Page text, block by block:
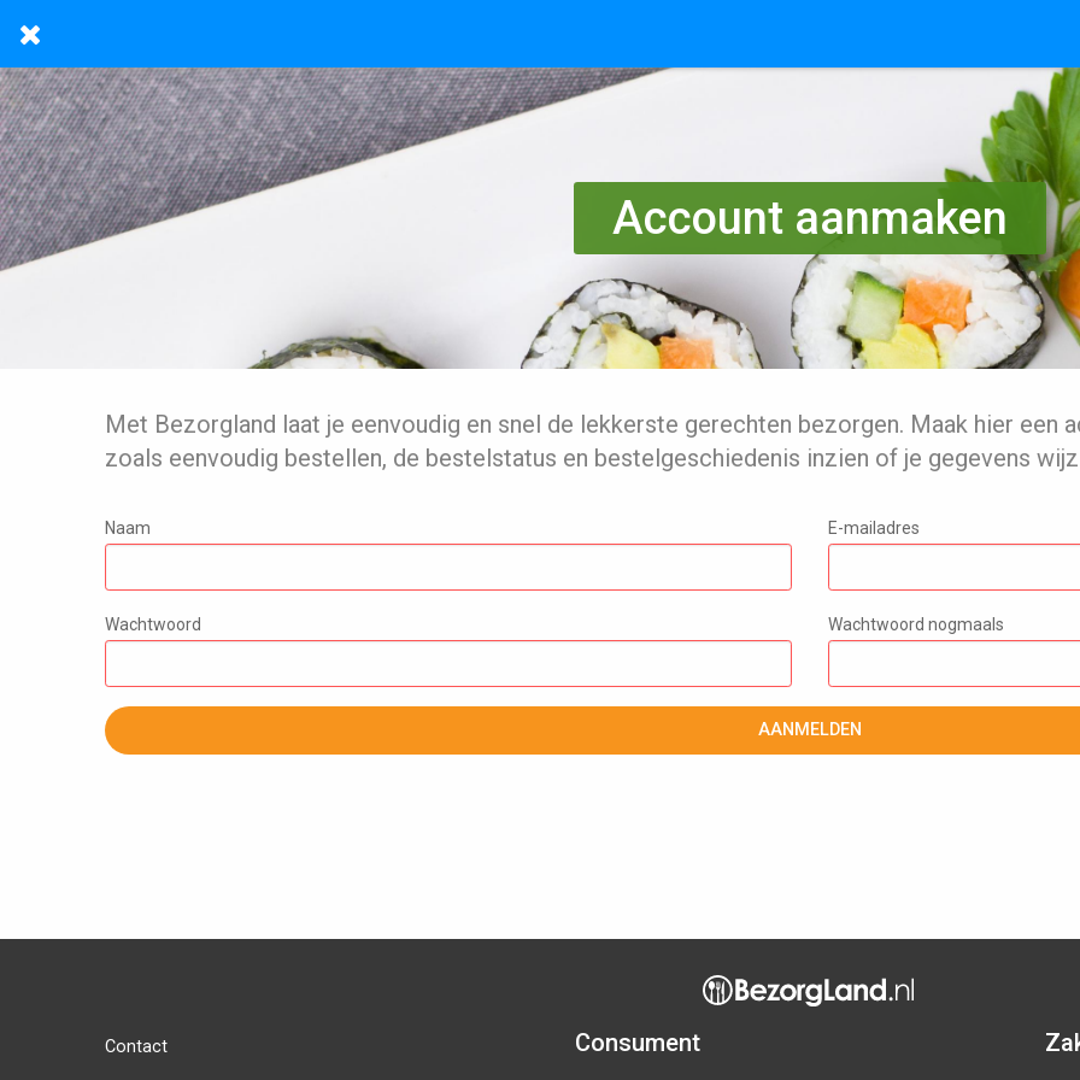
Account aanmaken
Met Bezorgland laat je eenvoudig en snel de lekkerste gerechten bezorgen. Maak hier een
zoals eenvoudig bestellen, de bestelstatus en bestelgeschiedenis inzien of je gegevens
Naam E-mailadres
Wachtwoord Wachtwoord nogmaals
AANMELDEN
Contact Consument